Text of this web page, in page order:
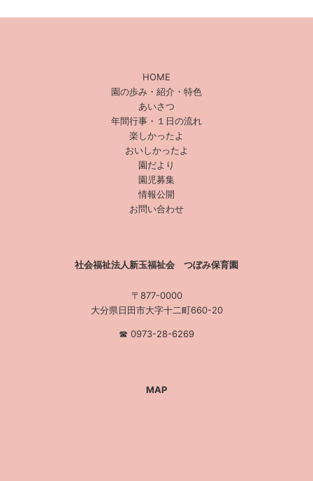
HOME
園の歩み・紹介・特色
あいさつ
年間行事・１日の流れ
楽しかったよ
おいしかったよ
園だより
園児募集
情報公開
お問い合わせ
社会福祉法人新玉福祉会 つぼみ保育園
〒877-0000
大分県日田市大字十二町660-20
☎︎ 0973-28-6269
MAP